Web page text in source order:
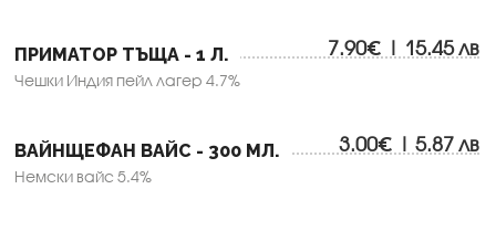
ПРИМАТОР ТЪЩА - 1 Л. 7.90€ | 15.45 лв
Чешки Индия пейл лагер 4.7%
ВАЙНЩЕФАН ВАЙС - 300 МЛ. 3.00€ | 5.87 лв
Немски вайс 5.4%